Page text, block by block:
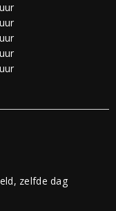
zelfde dag